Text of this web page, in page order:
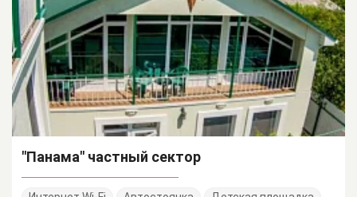
"Панама" частный сектор